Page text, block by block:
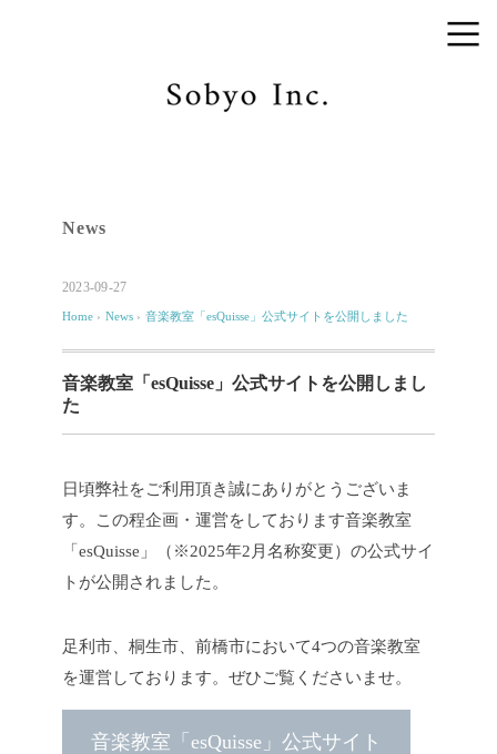
News
2023-09-27
Home › News › 音楽教室「esQuisse」公式サイトを公開しました
音楽教室「esQuisse」公式サイトを公開しまし
た
日頃弊社をご利用頂き誠にありがとうございま
す。
この程企画・運営をしております音楽教室
「esQuisse」（※2025年2月名称変更）の公式サイ
トが公開されました。
足利市、桐生市、前橋市において4つの音楽教室
を運営しております。 ぜひご覧くださいませ。
音楽教室「esQuisse」公式サイト